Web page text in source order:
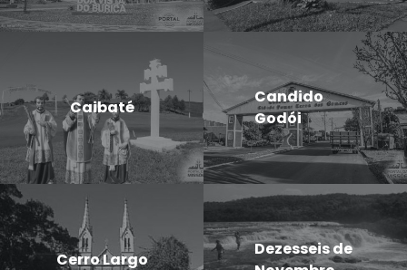
Caibaté
Candido
Godói
Cerro Largo
Dezesseis de